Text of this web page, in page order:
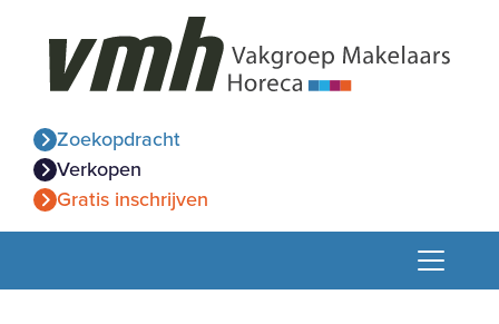
Zoekopdracht
Verkopen
Gratis inschrijven